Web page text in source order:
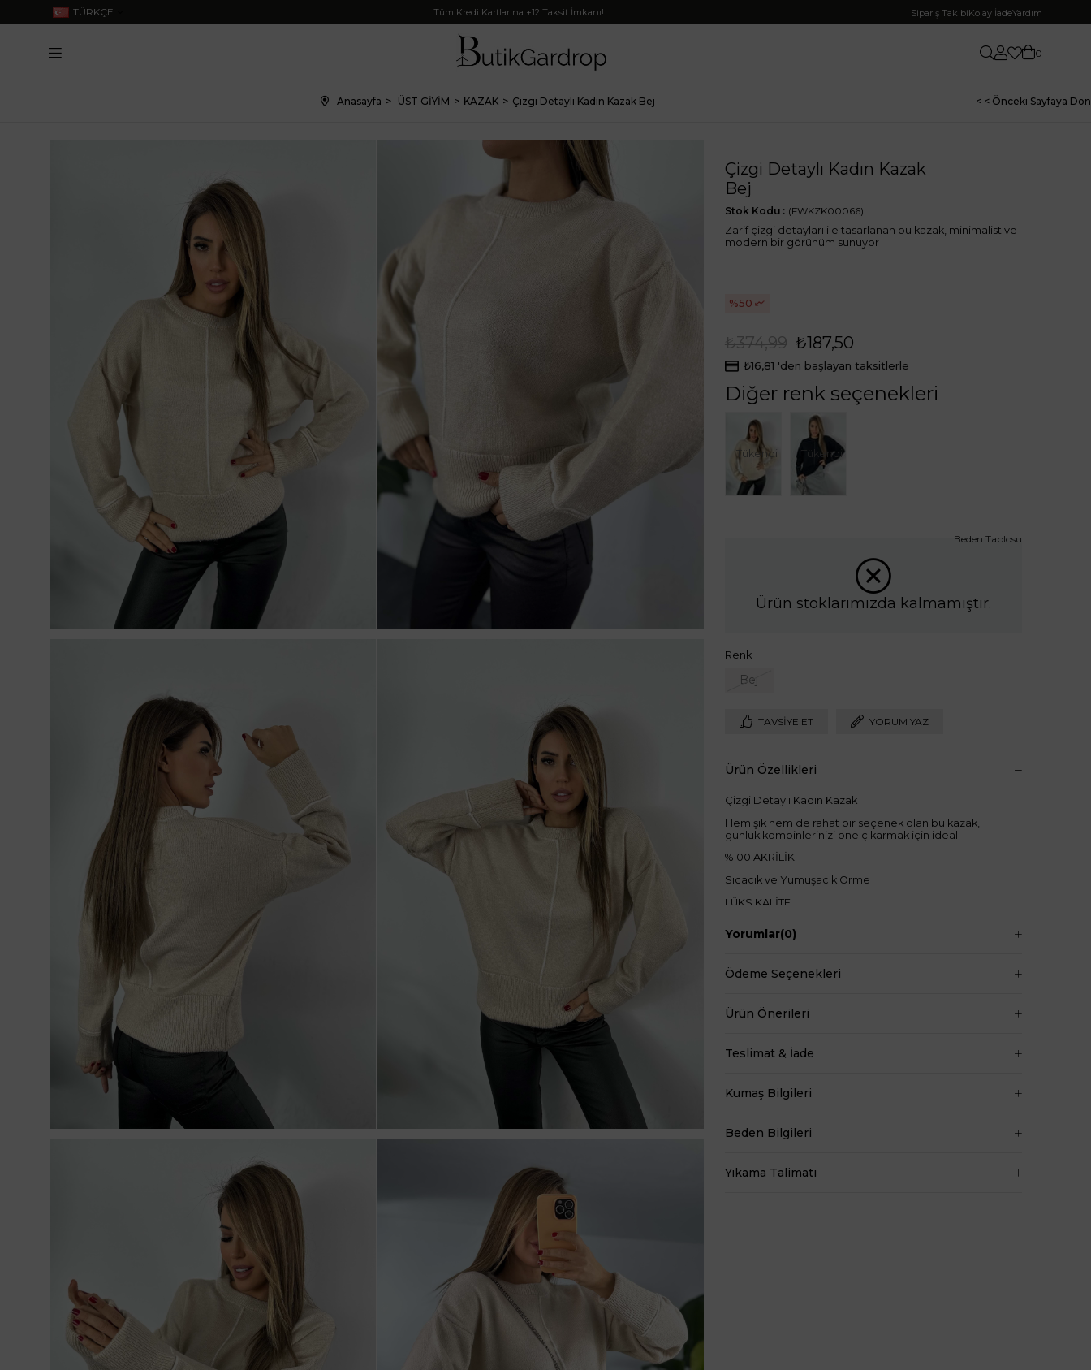
TÜRKÇE Tüm Kredi Kartlarına +12 Taksit İmkanı! Sipariş TakibiKolay İadeYardım
0
Anasayfa ÜST GİYİM KAZAK Çizgi Detaylı Kadın Kazak Bej < < Önceki Sayfaya Dön
Çizgi Detaylı Kadın Kazak
Bej
(FWKZK00066)
Stok Kodu
Zarif çizgi detayları ile tasarlanan bu kazak, minimalist ve
modern bir görünüm sunuyor
50
₺374,99 ₺187,50
₺16,81 'den başlayan taksitlerle
Diğer renk seçenekleri
Tükendi Tükendi
Ürün stoklarımızda kalmamıştır.
Renk
Bej
Beden Tablosu
TAVSIYE ET YORUM YAZ
Ürün Özellikleri
Çizgi Detaylı Kadın Kazak
Hem şık hem de rahat bir seçenek olan bu kazak,
günlük kombinlerinizi öne çıkarmak için ideal
%100 AKRİLİK
Sıcacık ve Yumuşacık Örme
LÜKS KALİTE
Bisiklet Yaka
Kazak boy: 68cm
Kazak bel: 132cm
Baldır 54 cm
Yorumlar(0)
Ödeme Seçenekleri
Ürün Önerileri
Teslimat & İade
Kumaş Bilgileri
Beden Bilgileri
Yıkama Talimatı